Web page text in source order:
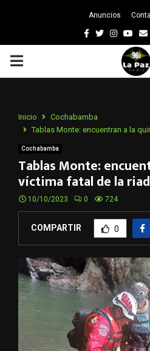
Anuncios
Facebook
Twitter
PRIMARY
Inicio
Cochabamba
Tablas Monte: encuentran a la
Cochabamba
Tablas Monte:
víctima fatal de la
10/10/2023 0 724
COMPARTIR 0